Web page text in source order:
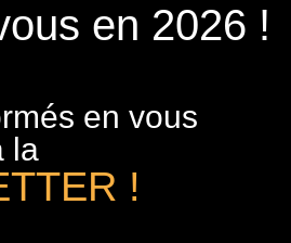
en 2026 !
en vous
la
!